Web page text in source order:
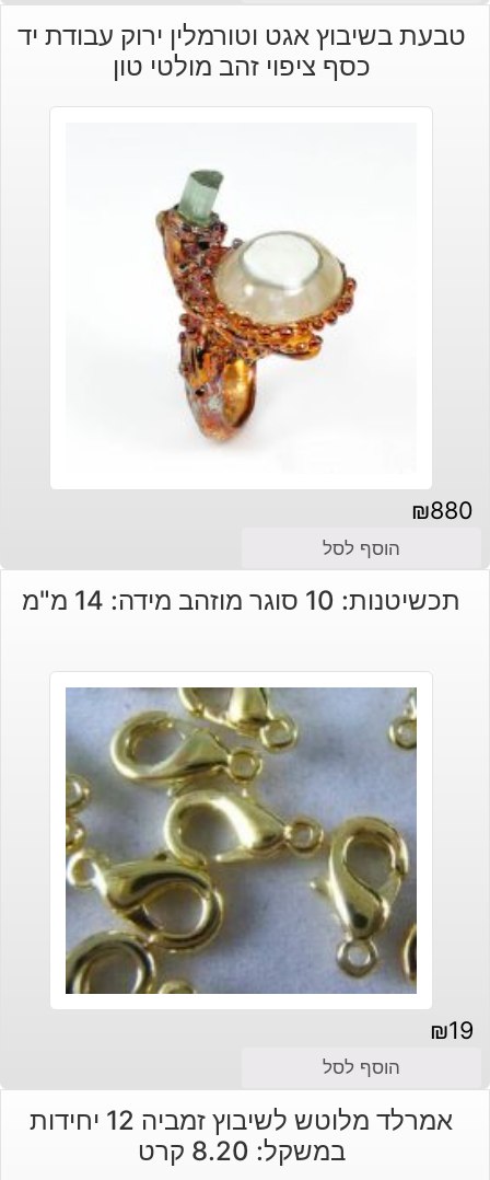
טבעת בשיבוץ אגט וטורמלין ירוק עבודת יד
כסף ציפוי זהב מולטי טון
₪880
הוסף לסל
תכשיטנות: 10 סוגר מוזהב מידה: 14 מ"מ
₪19
הוסף לסל
אמרלד מלוטש לשיבוץ זמביה 12 יחידות
במשקל: 8.20 קרט